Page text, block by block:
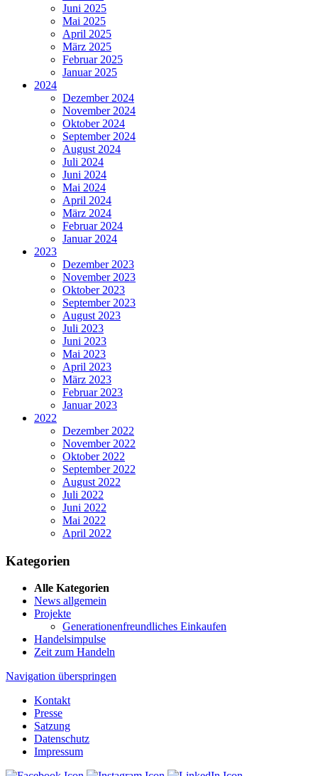
Juni 2025
Mai 2025
April 2025
März 2025
Februar 2025
Januar 2025
2024
Dezember 2024
November 2024
Oktober 2024
September 2024
August 2024
Juli 2024
Juni 2024
Mai 2024
April 2024
März 2024
Februar 2024
Januar 2024
2023
Dezember 2023
November 2023
Oktober 2023
September 2023
August 2023
Juli 2023
Juni 2023
Mai 2023
April 2023
März 2023
Februar 2023
Januar 2023
2022
Dezember 2022
November 2022
Oktober 2022
September 2022
August 2022
Juli 2022
Juni 2022
Mai 2022
April 2022
Kategorien
Alle Kategorien
News allgemein
Projekte
Generationenfreundliches Einkaufen
Handelsimpulse
Zeit zum Handeln
Navigation überspringen
Kontakt
Presse
Satzung
Datenschutz
Impressum